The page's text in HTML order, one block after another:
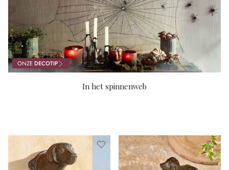
ONZEDECOTIP
In het spinnenweb